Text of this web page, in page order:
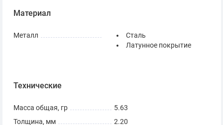
Материал
Металл
Сталь
Латунное покрытие
Технические
Масса общая, гр
5.63
Толщина, мм
2.20